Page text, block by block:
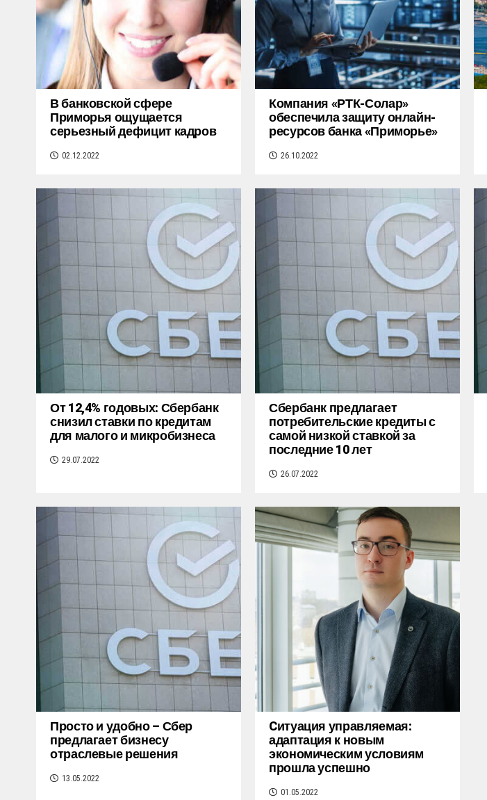
В банковской сфере
Приморья ощущается
серьезный дефицит кадров
02.12.2022
Компания «РТК-Солар»
обеспечила защиту онлайн-
ресурсов банка «Приморье»
26.10.2022
От 12,4% годовых: Сбербанк
снизил ставки по кредитам
для малого и микробизнеса
29.07.2022
Сбербанк предлагает
потребительские кредиты с
самой низкой ставкой за
последние 10 лет
26.07.2022
Просто и удобно – Сбер
предлагает бизнесу
отраслевые решения
13.05.2022
Cитуация управляемая:
адаптация к новым
экономическим условиям
прошла успешно
01.05.2022